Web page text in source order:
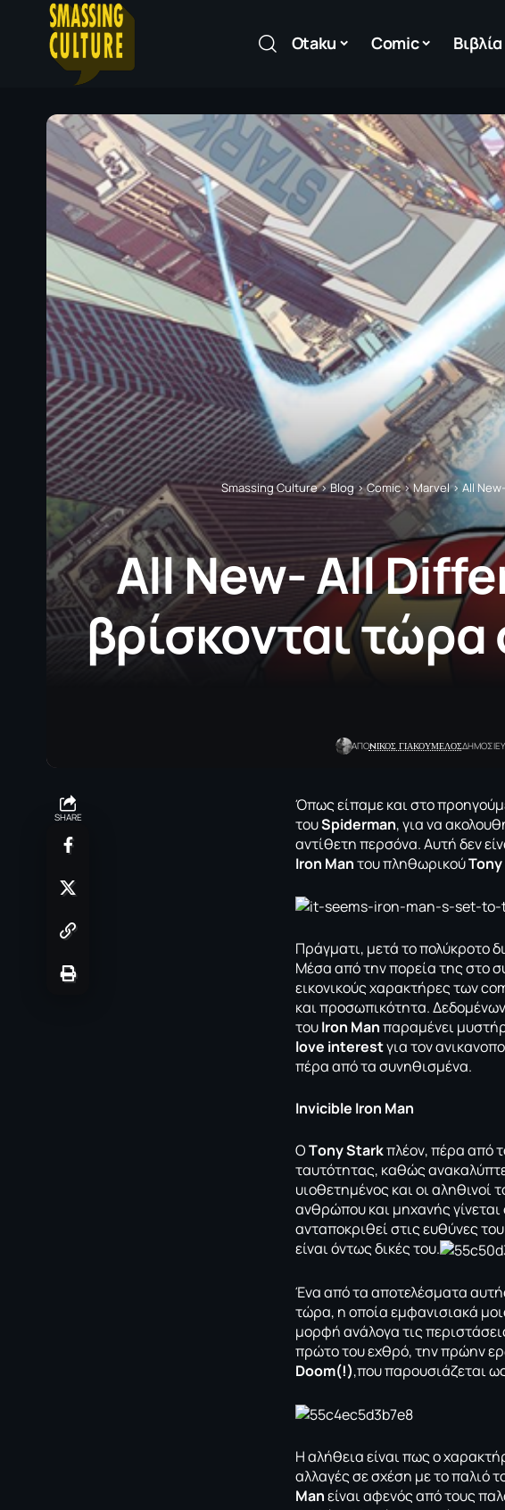
Otaku Comic Βιβλία
Smassing Culture>Blog>Comic>Marvel> All
All New- All
βρίσκονται
ΑΠΟNΙΚΟΣ ΓΙΑΚΟΥΜΕΛΟΣ
SHARE
Όπως είπαμε και στο
τουSpiderman, για να
αντίθετη περσόνα. Αυτή δεν
Iron Manτου πληθωρικού
Πράγματι, μετά το πολύκροτο
Mέσα από την πορεία της στο
εικονικούς χαρακτήρες των
και προσωπικότητα.
τουIron Manπαραμένει
love interestγια τον
πέρα από τα συνηθισμένα.
Ιnvicible Iron Man
OΤony Starkπλέον, πέρα από
ταυτότητας, καθώς
υιοθετημένος και οι αληθινοί
ανθρώπου και μηχανής γίνεται
ανταποκριθεί στις ευθύνες
είναι όντως δικές του.
Ένα από τα αποτελέσματα
τώρα, η οποία εμφανισιακά
μορφή ανάλογα τις
πρώτο του εχθρό, την πρώην
Doom(!),που παρουσιάζεται
Η αλήθεια είναι πως ο
αλλαγές σε σχέση με το παλιό
Manείναι αφενός από τους